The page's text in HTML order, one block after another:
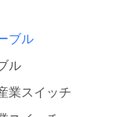
ブル
ル
業スイッチ